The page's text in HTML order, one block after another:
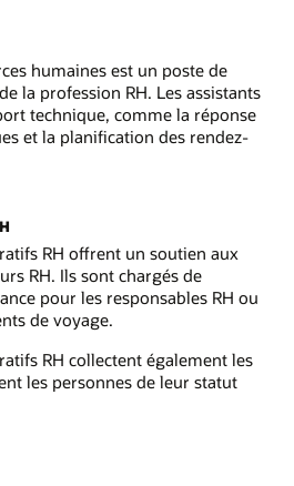
humaines est un poste de
la profession RH. Les assistants
technique, comme la réponse
et la planification des rendez-
RH offrent un soutien aux
RH. Ils sont chargés de
pour les responsables RH ou
de voyage.
RH collectent également les
les personnes de leur statut